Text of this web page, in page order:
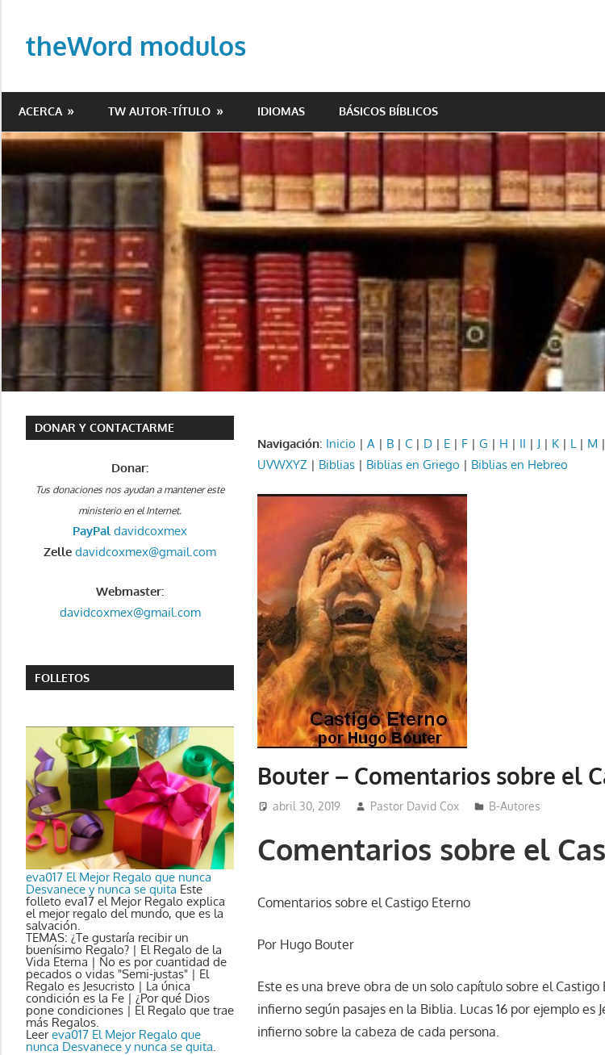
contenido
theWord modulos
modulos
para
ACERCA TW AUTOR-TÍTULO IDIOMAS BÁSICOS BÍBLICOS
Navigación: Inicio |A | B |C | D | E | F |G | H | II | J | K | L| M |
UVWXYZ | Biblias | Biblias en Griego | Biblias en Hebreo
Bouter – Comentarios sobre el
abril 30, 2019 Pastor David Cox B-Autores
Comentarios sobre el
Comentarios sobre el Castigo Eterno
Por Hugo Bouter
Este es una breve obra de un solo capítulo sobre el
infierno según pasajes en la Biblia. Lucas 16 por ejemplo es
infierno sobre la cabeza de cada persona.
DONAR Y CONTACTARME
Donar:
Tus donaciones nos ayudan a mantener este
ministerio en el Internet.
PayPaldavidcoxmex
Zelle davidcoxmex@gmail.com
Webmaster:
davidcoxmex@gmail.com
FOLLETOS
eva017 El Mejor Regalo que nunca
Desvanece y nunca se quita Este
folleto eva17 el Mejor Regalo explica
el mejor regalo del mundo, que es la
salvación.
TEMAS: ¿Te gustaría recibir un
buenísimo Regalo? | El Regalo de la
Vida Eterna | No es por cuantidad de
pecados o vidas "Semi-justas" | El
Regalo es Jesucristo | La única
condición es la Fe | ¿Por qué Dios
pone condiciones | El Regalo que trae
más Regalos.
Leereva017 El Mejor Regalo que
nunca Desvanece y nunca se quita.